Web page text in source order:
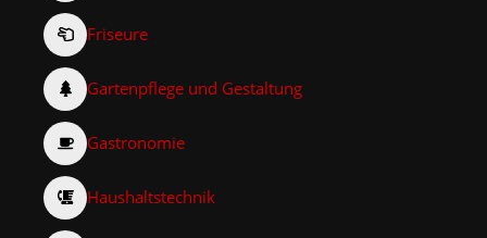
Friseure
Gartenpflege und Gestaltung
Gastronomie
Haushaltstechnik